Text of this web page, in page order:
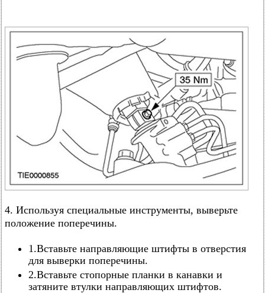
4. Используя специальные инструменты, выверьте
положение поперечины.
1.Вставьте направляющие штифты в отверстия
для выверки поперечины.
2.Вставьте стопорные планки в канавки и
затяните втулки направляющих штифтов.